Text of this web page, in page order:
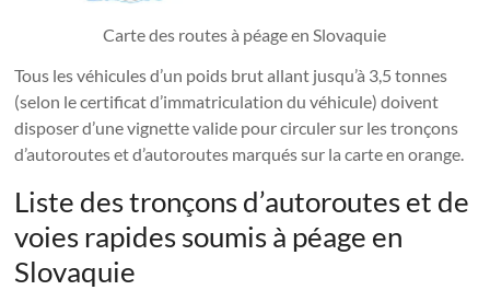
Carte des routes à péage en Slovaquie
Tous les véhicules d’un poids brut allant jusqu’à 3,5 tonnes
(selon le certificat d’immatriculation du véhicule) doivent
disposer d’une vignette valide pour circuler sur les tronçons
d’autoroutes et d’autoroutes marqués sur la carte en orange.
Liste des tronçons d’autoroutes et de
voies rapides soumis à péage en
Slovaquie